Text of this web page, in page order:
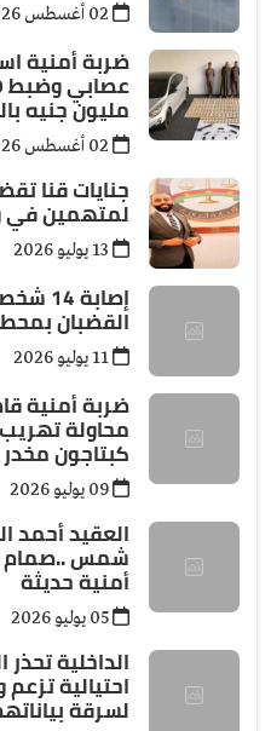
ضربة أمنية
مليون جنيه
جنايات قنا
لمتهمين في
القضبان
ضربة أمنية
محاولة
كبتاجون مخدر بـ 650 مليون
العقيد أحمد
شمس ..صمام
أمنية حديثة
الداخلية
احتيالية
لسرقة